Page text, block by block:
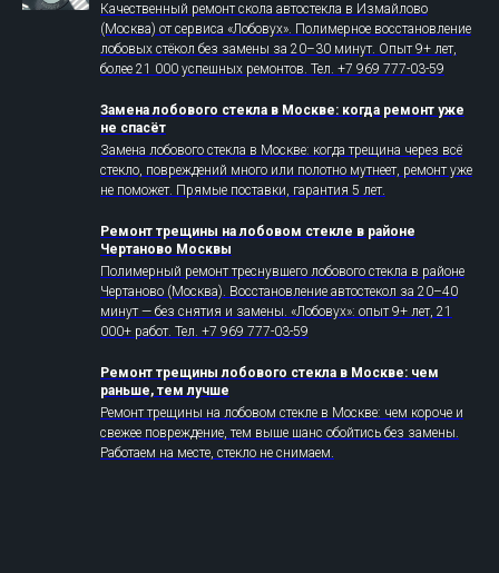
Качественный ремонт скола автостекла в Измайлово
(Москва) от сервиса «Лобовух». Полимерное восстановление
лобовых стёкол без замены за 20–30 минут. Опыт 9+ лет,
более 21 000 успешных ремонтов. Тел. +7 969 777-03-59
Замена лобового стекла в Москве: когда ремонт уже
не спасёт
Замена лобового стекла в Москве: когда трещина через всё
стекло, повреждений много или полотно мутнеет, ремонт уже
не поможет. Прямые поставки, гарантия 5 лет.
Ремонт трещины на лобовом стекле в районе
Чертаново Москвы
Полимерный ремонт треснувшего лобового стекла в районе
Чертаново (Москва). Восстановление автостекол за 20–40
минут — без снятия и замены. «Лобовух»: опыт 9+ лет, 21
000+ работ. Тел. +7 969 777-03-59
Ремонт трещины лобового стекла в Москве: чем
раньше, тем лучше
Ремонт трещины на лобовом стекле в Москве: чем короче и
свежее повреждение, тем выше шанс обойтись без замены.
Работаем на месте, стекло не снимаем.